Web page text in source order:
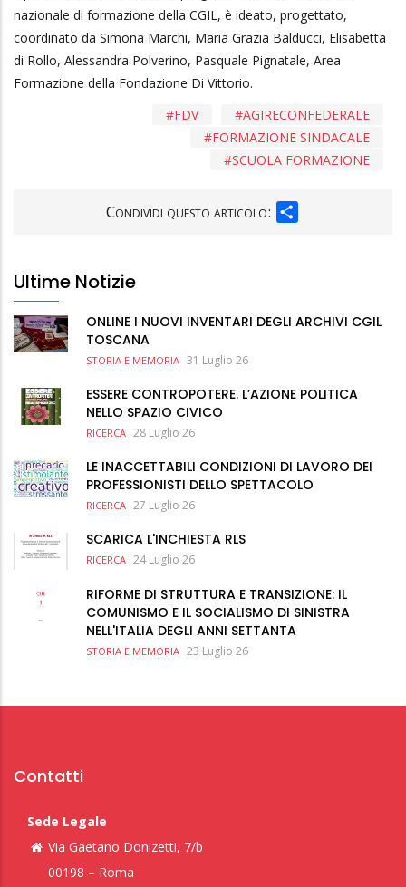
nazionale di formazione della CGIL, è ideato, progettato,
coordinato da Simona Marchi, Maria Grazia Balducci, Elisabetta
di Rollo, Alessandra Polverino, Pasquale Pignatale, Area
Formazione della Fondazione Di Vittorio.
AGIRECONFEDERALE
FDV
FORMAZIONE SINDACALE
SCUOLA FORMAZIONE
Condividi questo articolo:
Ultime Notizie
ONLINE I NUOVI INVENTARI DEGLI ARCHIVI CGIL
TOSCANA
STORIA E MEMORIA 31 Luglio 26
ESSERE CONTROPOTERE. L’AZIONE POLITICA
NELLO SPAZIO CIVICO
RICERCA 28 Luglio 26
LE INACCETTABILI CONDIZIONI DI LAVORO DEI
PROFESSIONISTI DELLO SPETTACOLO
RICERCA 27 Luglio 26
SCARICA L'INCHIESTA RLS
RICERCA 24 Luglio 26
RIFORME DI STRUTTURA E TRANSIZIONE: IL
COMUNISMO E IL SOCIALISMO DI SINISTRA
NELL'ITALIA DEGLI ANNI SETTANTA
STORIA E MEMORIA 23 Luglio 26
Contatti
Sede Legale
Via Gaetano Donizetti, 7/b
00198 – Roma